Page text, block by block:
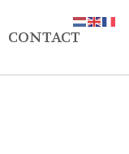
CONTACT